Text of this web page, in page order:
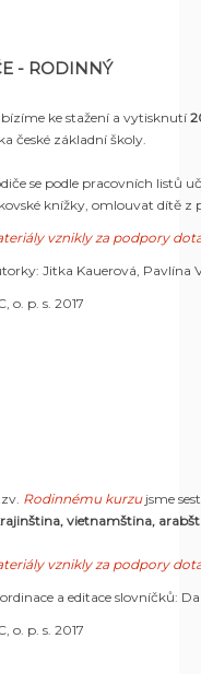
- RODINNÝ
ke stažení a vytisknutí
české základní školy.
se podle pracovních listů
knížky, omlouvat dítě z
vznikly za podpory
Jitka Kauerová, Pavlína
o. p. s. 2017
Rodinnému kurzujsme
vietnamština,
vznikly za podpory
a editace slovníčků:
o. p. s. 2017